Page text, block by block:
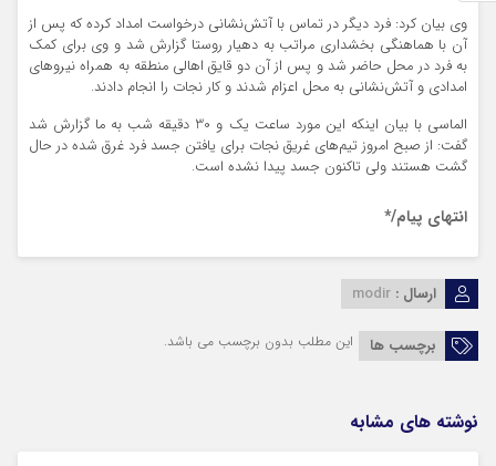
وی بیان کرد: فرد دیگر در تماس با آتش‌نشانی درخواست امداد کرده که پس از
آن با هماهنگی بخشداری مراتب به دهیار روستا گزارش شد و وی برای کمک
به فرد در محل حاضر شد و پس از آن دو قایق اهالی منطقه به همراه نیروهای
امدادی و آتش‌نشانی به محل اعزام شدند و کار نجات را انجام دادند.
الماسی با بیان اینکه این مورد ساعت یک و 30 دقیقه شب به ما گزارش شد
گفت: از صبح امروز تیم‌های غریق نجات برای یافتن جسد فرد غرق شده در حال
گشت هستند ولی تاکنون جسد پیدا نشده است.
انتهای پیام/*
ارسال : modir
برچسب ها این مطلب بدون برچسب می باشد.
نوشته های مشابه